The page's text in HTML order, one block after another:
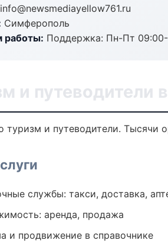
info@newsmediayellow761.ru
Симферополь
работы: Поддержка: Пн-Пт 09:00-
и путеводители
туризм и путеводители. Тысячи
службы: такси, доставка,
аренда, продажа
и продвижение в справочнике